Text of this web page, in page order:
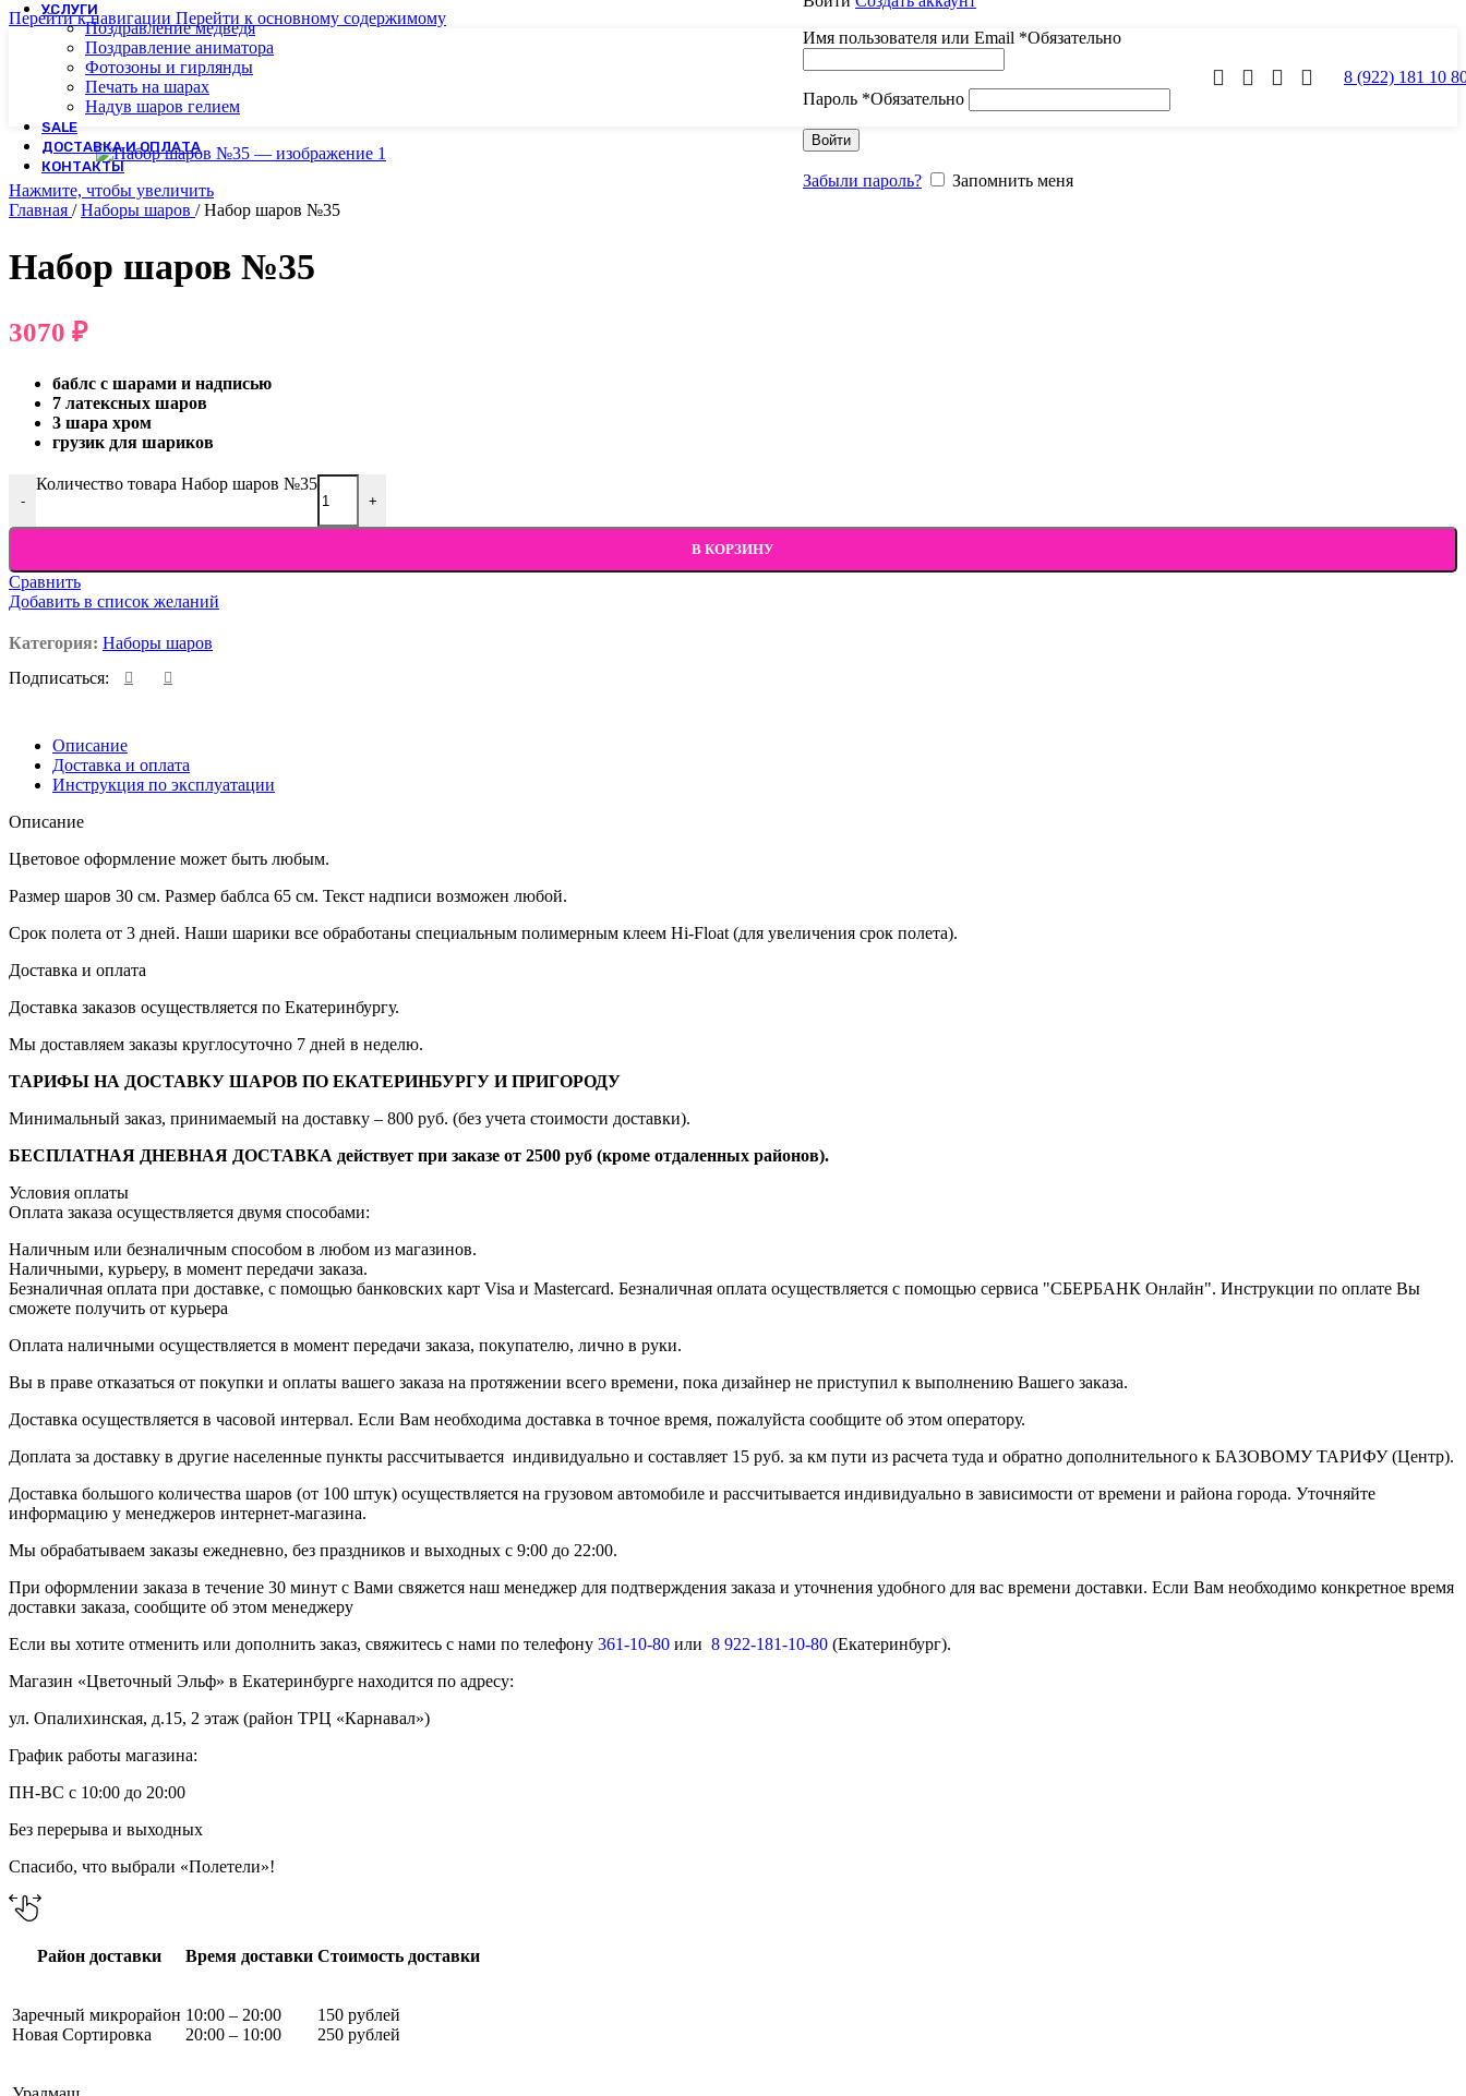
Перейти к навигации Перейти к основному содержимому
УСЛУГИ
Поздравление медведя
Поздравление аниматора
Фотозоны и гирлянды
Печать на шарах
Надув шаров гелием
SALE
ДОСТАВКА И ОПЛАТА
КОНТАКТЫ
Имя пользователя или Email *Обязательно
Пароль *Обязательно
Войти
Забыли пароль? Запомнить меня
8 (922) 181 10
Нажмите, чтобы увеличить
Главная / Наборы шаров / Набор шаров №35
Набор шаров №35
3070 ₽
баблс с шарами и надписью
7 латексных шаров
3 шара хром
грузик для шариков
-
Количество товара Набор шаров №35
+
В КОРЗИНУ
Сравнить
Добавить в список желаний
Категория: Наборы шаров
Подписаться:
Описание
Доставка и оплата
Инструкция по эксплуатации
Описание
Цветовое оформление может быть любым.
Размер шаров 30 см. Размер баблса 65 см. Текст надписи возможен любой.
Срок полета от 3 дней. Наши шарики все обработаны специальным полимерным клеем Hi-Float (для увеличения срок полета).
Доставка и оплата
Доставка заказов осуществляется по Екатеринбургу.
Мы доставляем заказы круглосуточно 7 дней в неделю.
ТАРИФЫ НА ДОСТАВКУ ШАРОВ ПО ЕКАТЕРИНБУРГУ И ПРИГОРОДУ
Минимальный заказ, принимаемый на доставку – 800 руб. (без учета стоимости доставки).
БЕСПЛАТНАЯ ДНЕВНАЯ ДОСТАВКА действует при заказе от 2500 руб (кроме отдаленных районов).
Условия оплаты
Оплата заказа осуществляется двумя способами:
Наличным или безналичным способом в любом из магазинов.
Наличными, курьеру, в момент передачи заказа.
Безналичная оплата при доставке, с помощью банковских карт Visa и Mastercard. Безналичная оплата осуществляется с помощью сервиса "СБЕРБАНК Онлайн". Инструкции по оплате Вы
сможете получить от курьера
Оплата наличными осуществляется в момент передачи заказа, покупателю, лично в руки.
Вы в праве отказаться от покупки и оплаты вашего заказа на протяжении всего времени, пока дизайнер не приступил к выполнению Вашего заказа.
Доставка осуществляется в часовой интервал. Если Вам необходима доставка в точное время, пожалуйста сообщите об этом оператору.
Доплата за доставку в другие населенные пункты рассчитывается индивидуально и составляет 15 руб. за км пути из расчета туда и обратно дополнительного к БАЗОВОМУ ТАРИФУ (Центр).
Доставка большого количества шаров (от 100 штук) осуществляется на грузовом автомобиле и рассчитывается индивидуально в зависимости от времени и района города. Уточняйте
информацию у менеджеров интернет-магазина.
Мы обрабатываем заказы ежедневно, без праздников и выходных с 9:00 до 22:00.
При оформлении заказа в течение 30 минут с Вами свяжется наш менеджер для подтверждения заказа и уточнения удобного для вас времени доставки. Если Вам необходимо конкретное время
доставки заказа, сообщите об этом менеджеру
Если вы хотите отменить или дополнить заказ, свяжитесь с нами по телефону 361-10-80 или 8 922-181-10-80 (Екатеринбург).
Магазин «Цветочный Эльф» в Екатеринбурге находится по адресу:
ул. Опалихинская, д.15, 2 этаж (район ТРЦ «Карнавал»)
График работы магазина:
ПН-ВС с 10:00 до 20:00
Без перерыва и выходных
Спасибо, что выбрали «Полетели»!
Район доставки Время доставки Стоимость доставки
Заречный микрорайон
Новая Сортировка
10:00 – 20:00
20:00 – 10:00
150 рублей
250 рублей